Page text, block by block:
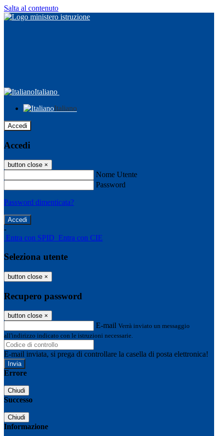
Salta al contenuto
Italiano
Italiano
Accedi
Accedi
button close ×
Nome Utente
Password
Password dimenticata?
-
Entra con SPID Entra con CIE
Seleziona utente
button close ×
Recupero password
button close ×
E-mail Verrà inviato un messaggio
all'indirizzo indicato con le istruzioni necessarie.
E-mail inviata, si prega di controllare la casella di posta elettronica!
Errore
Chiudi
Successo
Chiudi
Informazione